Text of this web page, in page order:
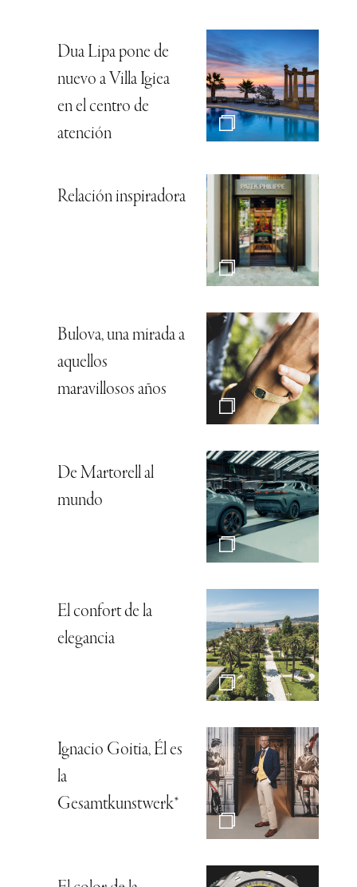
Dua Lipa pone de
nuevo a Villa Igiea
en el centro de
atención
Relación inspiradora
Bulova, una mirada a
aquellos
maravillosos años
De Martorell al
mundo
El confort de la
elegancia
Ignacio Goitia, Él es
la
Gesamtkunstwerk*